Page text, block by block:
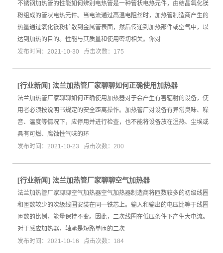
不锈钢加热管的性能如何辨别电热管是一种管状电热元件，由结晶氧化镁
粉组成的管状电热元件。当电流通过高温电阻丝时，加热管制造商产生的
热量通过氧化镁粉扩散到金属管表面，然后传递到加热部件或空气中，以
达到加热的目的。性能与其质量和使用密切相关。你对
发布时间：2021-10-30 点击次数：175
[行业新闻] 法兰加热管厂家聊聊如何正确使用加热器
法兰加热管厂家聊聊如何正确使用加热器对于会产生有害辐射的设备，使
用者必须按说明书规定的安全距离操作。加热管厂对设备有异常臭味、噪
音、温度等情况下，应停用并进行检查，也不能将设备放在湿热、尘埃或
具有可燃、腐蚀性气味的环
发布时间：2021-10-23 点击次数：200
[行业新闻] 法兰加热管厂家聊聊空气加热器
法兰加热管厂家聊聊空气加热器空气加热器制造商将匝数较多的初级线圈
和匝数较少的次级线圈安装在同一铁芯上。输入和输出的电压比等于线圈
匝数的比例，能量保持不变。因此，二次线圈在低压条件下产生大电流。
对于感应加热器，轴承是短路单匝的二次
发布时间：2021-10-16 点击次数：184